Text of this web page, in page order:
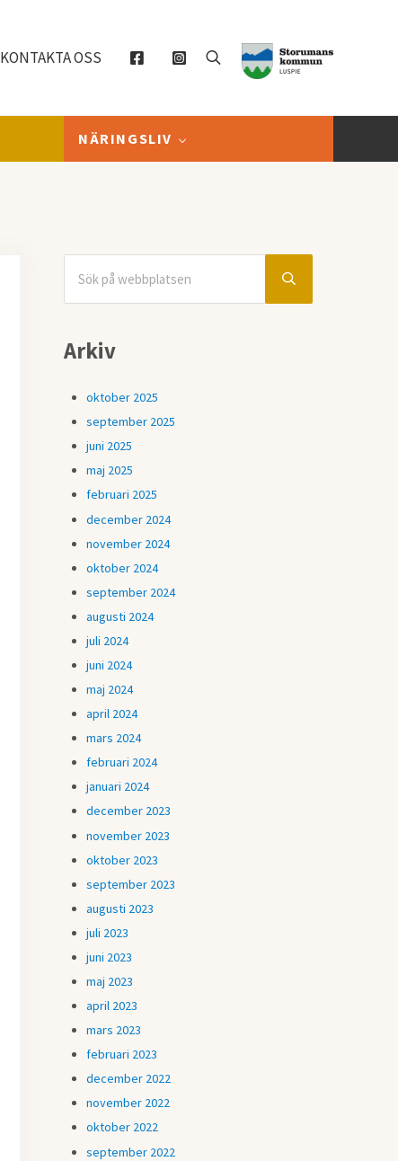
KONTAKTA OSS Sök
NÄRINGSLIV
Sidebar
Submit search
Arkiv
oktober 2025
september 2025
juni 2025
maj 2025
februari 2025
december 2024
november 2024
oktober 2024
september 2024
augusti 2024
juli 2024
juni 2024
maj 2024
april 2024
mars 2024
februari 2024
januari 2024
december 2023
november 2023
oktober 2023
september 2023
augusti 2023
juli 2023
juni 2023
maj 2023
april 2023
mars 2023
februari 2023
december 2022
november 2022
oktober 2022
september 2022